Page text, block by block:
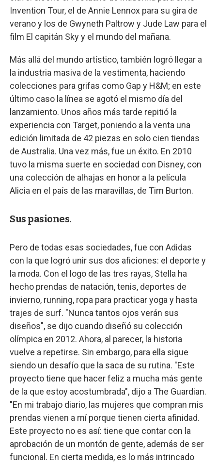
Invention Tour, el de Annie Lennox para su gira de
verano y los de Gwyneth Paltrow y Jude Law para el
film El capitán Sky y el mundo del mañana.
Más allá del mundo artístico, también logró llegar a
la industria masiva de la vestimenta, haciendo
colecciones para grifas como Gap y H&M; en este
último caso la línea se agotó el mismo día del
lanzamiento. Unos años más tarde repitió la
experiencia con Target, poniendo a la venta una
edición limitada de 42 piezas en solo cien tiendas
de Australia. Una vez más, fue un éxito. En 2010
tuvo la misma suerte en sociedad con Disney, con
una colección de alhajas en honor a la película
Alicia en el país de las maravillas, de Tim Burton.
Sus pasiones.
Pero de todas esas sociedades, fue con Adidas
con la que logró unir sus dos aficiones: el deporte y
la moda. Con el logo de las tres rayas, Stella ha
hecho prendas de natación, tenis, deportes de
invierno, running, ropa para practicar yoga y hasta
trajes de surf. "Nunca tantos ojos verán sus
diseños", se dijo cuando diseñó su colección
olímpica en 2012. Ahora, al parecer, la historia
vuelve a repetirse. Sin embargo, para ella sigue
siendo un desafío que la saca de su rutina. "Este
proyecto tiene que hacer feliz a mucha más gente
de la que estoy acostumbrada", dijo a The Guardian.
"En mi trabajo diario, las mujeres que compran mis
prendas vienen a mí porque tienen cierta afinidad.
Este proyecto no es así: tiene que contar con la
aprobación de un montón de gente, además de ser
funcional. En cierta medida, es lo más intrincado